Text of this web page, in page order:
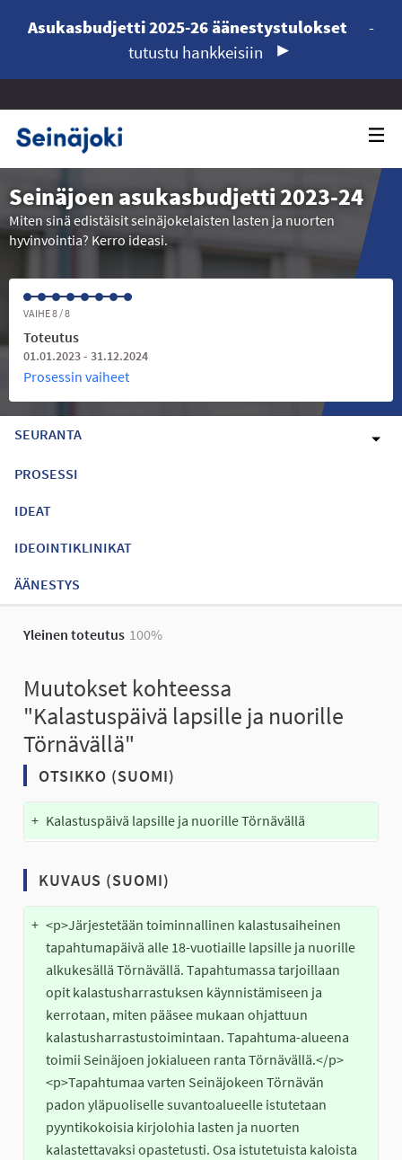
Asukasbudjetti 2025-26 äänestystulokset
-
tutustu hankkeisiin
Seinäjoen asukasbudjetti 2023-24
Miten sinä edistäisit seinäjokelaisten lasten ja nuorten
hyvinvointia? Kerro ideasi.
VAIHE 8 / 8
Toteutus
01.01.2023 - 31.12.2024
Prosessin vaiheet
SEURANTA
PROSESSI
IDEAT
IDEOINTIKLINIKAT
ÄÄNESTYS
Yleinen toteutus 100%
Muutokset kohteessa
"Kalastuspäivä lapsille ja nuorille
Törnävällä"
OTSIKKO (SUOMI)
+ Kalastuspäivä lapsille ja nuorille Törnävällä
KUVAUS (SUOMI)
+ <p>Järjestetään toiminnallinen kalastusaiheinen
tapahtumapäivä alle 18-vuotiaille lapsille ja nuorille
alkukesällä Törnävällä. Tapahtumassa tarjoillaan
opit kalastusharrastuksen käynnistämiseen ja
kerrotaan, miten pääsee mukaan ohjattuun
kalastusharrastustoimintaan. Tapahtuma-alueena
toimii Seinäjoen jokialueen ranta Törnävällä.</p>
<p>Tapahtumaa varten Seinäjokeen Törnävän
padon yläpuoliselle suvantoalueelle istutetaan
pyyntikokoisia kirjolohia lasten ja nuorten
kalastettavaksi opastetusti. Osa istutetuista kaloista